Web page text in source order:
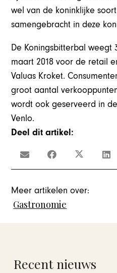
wel van de koninklijke
samengebracht in deze
De Koningsbitterbal weegt
maart 2018 voor de retail
Valuas Kroket.
groot aantal
wordt ook geserveerd in
Venlo.
Deel dit artikel:
Meer artikelen over:
Gastronomie
Recent nieuws